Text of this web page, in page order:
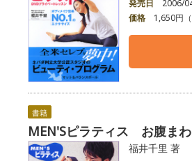
発売日
2006/
価格
1,650円
書籍
MEN'Sピラティス お腹ま
福井千里 著